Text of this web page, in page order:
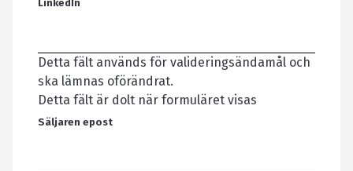
LinkedIn
Detta fält används för valideringsändamål och
ska lämnas oförändrat.
Detta fält är dolt när formuläret visas
Säljaren epost